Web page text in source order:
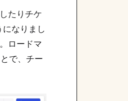
たりチケ
なりまし
ロードマ
で、チー